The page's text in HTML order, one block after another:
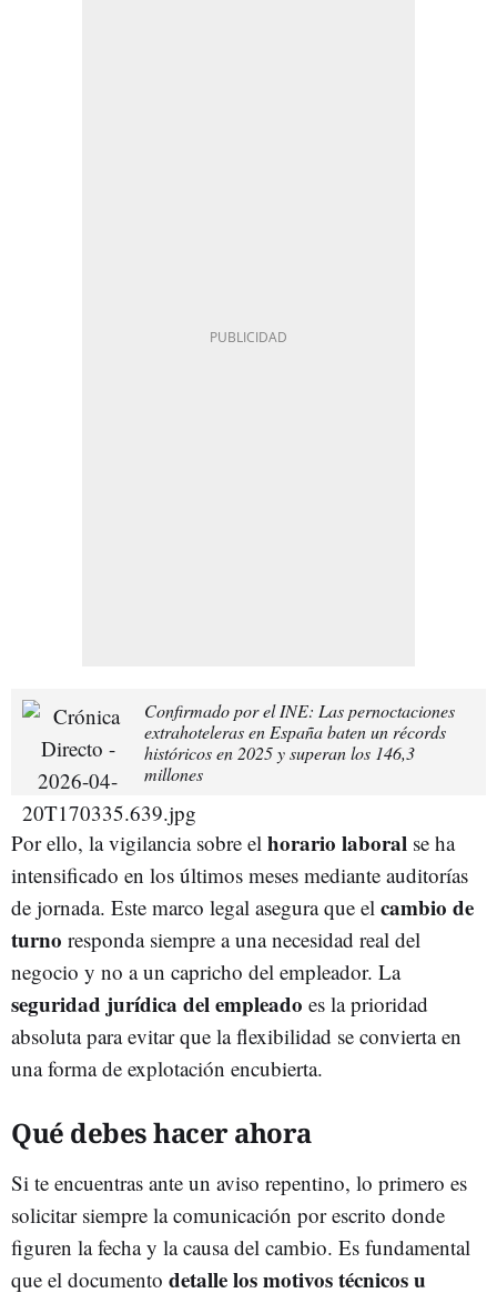
Confirmado por el INE: Las pernoctaciones
extrahoteleras en España baten un récords
históricos en 2025 y superan los 146,3
millones
Por ello, la vigilancia sobre el horario laboral se ha
intensificado en los últimos meses mediante auditorías
de jornada. Este marco legal asegura que el cambio de
turno responda siempre a una necesidad real del
negocio y no a un capricho del empleador. La
seguridad jurídica del empleado es la prioridad
absoluta para evitar que la flexibilidad se convierta en
una forma de explotación encubierta.
Qué debes hacer ahora
Si te encuentras ante un aviso repentino, lo primero es
solicitar siempre la comunicación por escrito donde
figuren la fecha y la causa del cambio. Es fundamental
que el documento detalle los motivos técnicos u